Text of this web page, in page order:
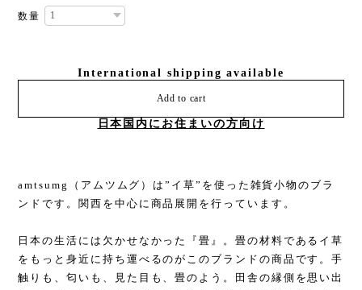
数量
International shipping available
Add to cart
日本国内にお住まいの方向け
amtsumg（アムツムグ）は”イ草”を使った雑貨小物のブラ
ンドです。関西を中心に商品展開を行っています。
日本の生活には欠かせなかった『畳』。畳の材料であるイ草
をもっと身近に持ち運べるのがこのブランドの商品です。手
触りも、匂いも、見た目も、畳のよう。田舎の縁側を思い出